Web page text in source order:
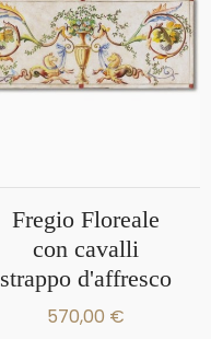
Fregio Floreale
con cavalli
strappo d'affresco
570,00 €